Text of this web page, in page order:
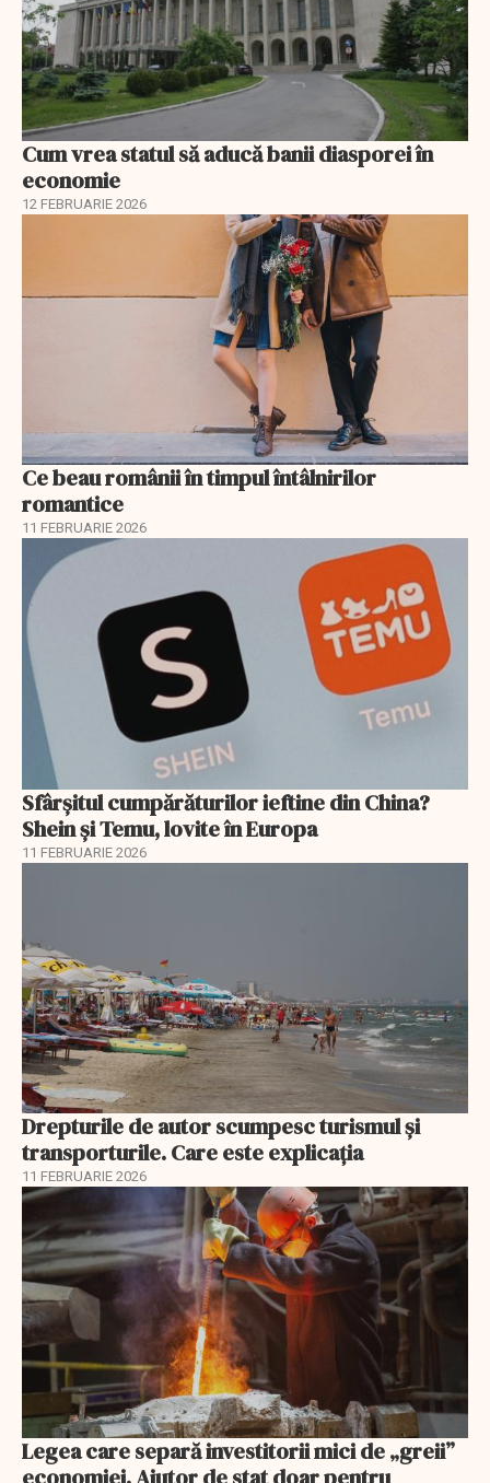
Cum vrea statul să aducă banii diasporei în
economie
12 FEBRUARIE 2026
Ce beau românii în timpul întâlnirilor
romantice
11 FEBRUARIE 2026
Sfârșitul cumpărăturilor ieftine din China?
Shein și Temu, lovite în Europa
11 FEBRUARIE 2026
Drepturile de autor scumpesc turismul și
transporturile. Care este explicația
11 FEBRUARIE 2026
Legea care separă investitorii mici de „greii”